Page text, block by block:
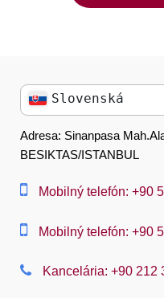
Slovenská
English
العربية
中文
Dansk
Adresa: Sinanpasa
BESIKTAS/ISTANBUL
Mobilný telefón: +90
Mobilný telefón: +90
Kancelária: +90 212